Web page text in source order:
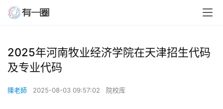
2025年河南牧业经济学院在天津招生代码
及专业代码
陳老師 2025-08-03 09:57:02 院校库